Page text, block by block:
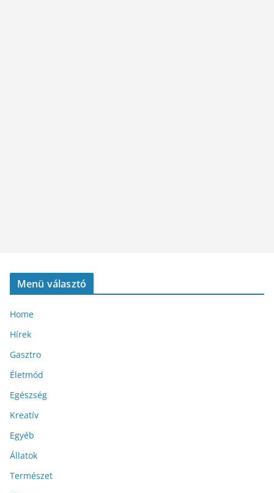
Menü választó
Home
Hírek
Gasztro
Életmód
Egészség
Kreatív
Egyéb
Állatok
Természet